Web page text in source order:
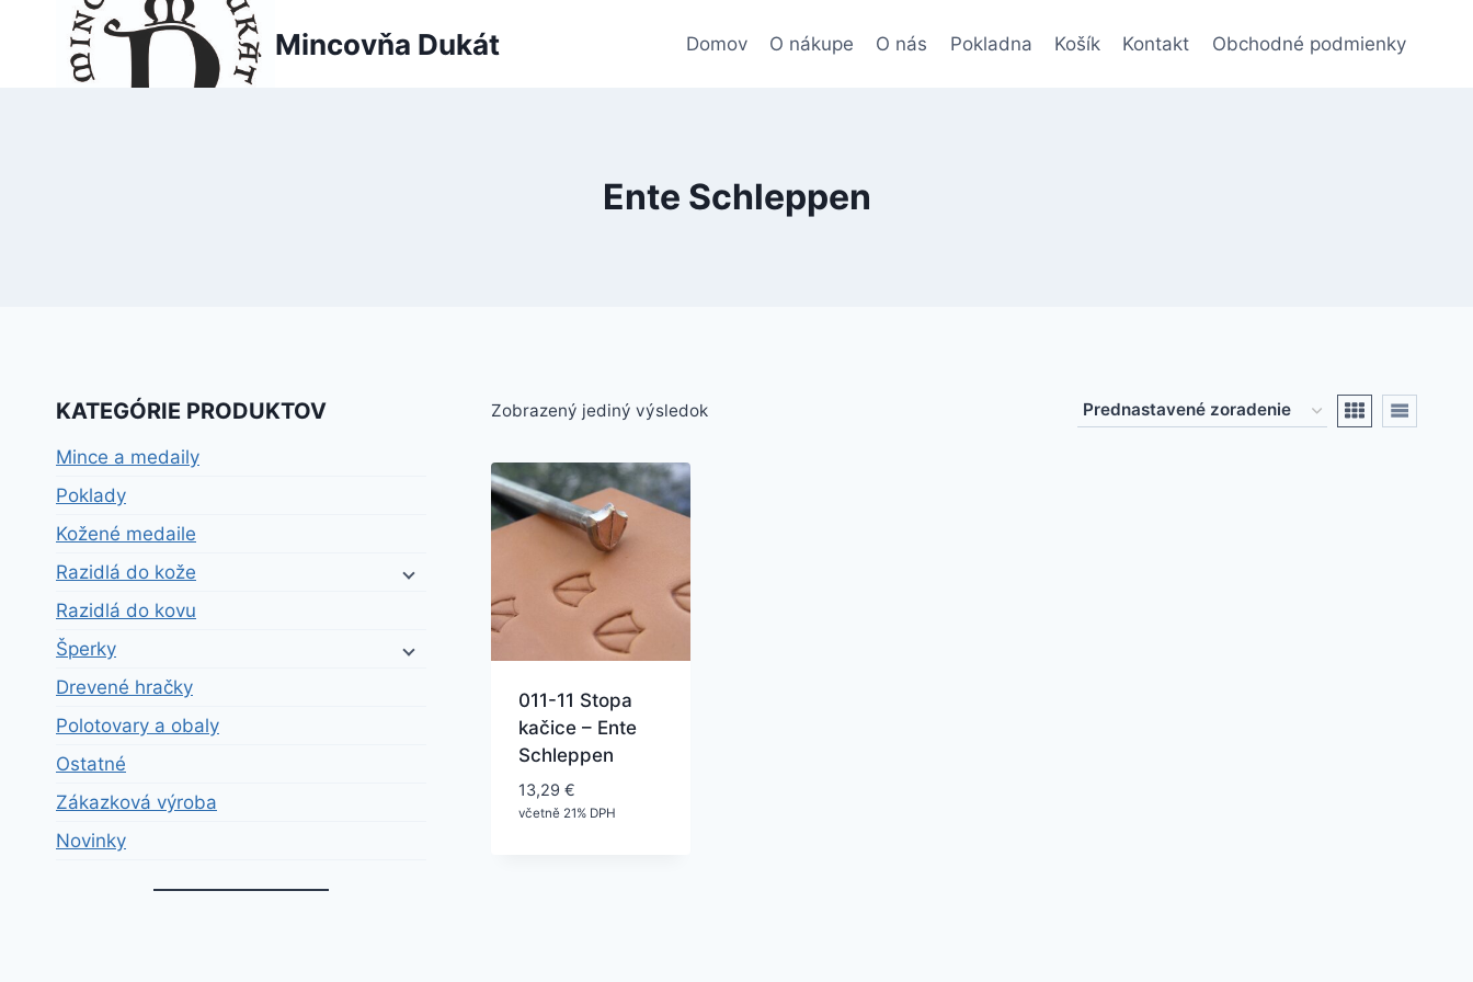
Mincovňa Dukát Domov O nákupe O nás Pokladna Košík Kontakt Obchodné podmienky
Ente Schleppen
Zobrazený jediný výsledok
011-11 Stopa
kačice – Ente
Schleppen
13,29 €
včetně 21% DPH
KATEGÓRIE PRODUKTOV
Mince a medaily
Poklady
Kožené medaile
Razidlá do kože
Razidlá do kovu
Šperky
Drevené hračky
Polotovary a obaly
Ostatné
Zákazková výroba
Novinky